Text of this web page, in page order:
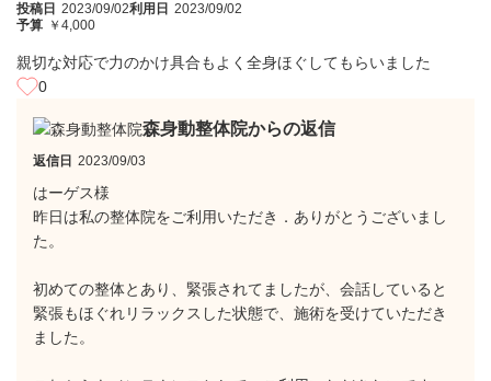
投稿日 2023/09/02利用日 2023/09/02
予算 ￥4,000
親切な対応で力のかけ具合もよく全身ほぐしてもらいました
0
森身動整体院からの返信
返信日 2023/09/03
はーゲス様
昨日は私の整体院をご利用いただき．ありがとうございまし
た。
初めての整体とあり、緊張されてましたが、会話していると
緊張もほぐれリラックスした状態で、施術を受けていただき
ました。